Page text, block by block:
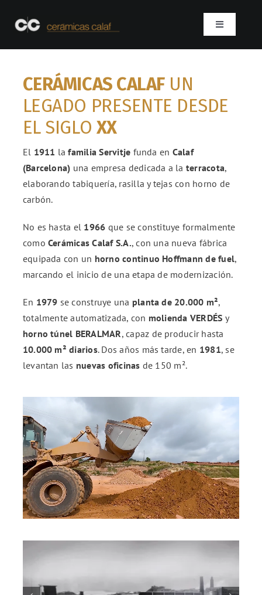
Toggle
Quienes somos
Productos
Proyectos
SEARCH
FOR:
FR
CERÁMICAS CALAF UN
LEGADO PRESENTE DESDE
EL SIGLO XX
El 1911 lafamilia Servitje funda en Calaf
(Barcelona) una empresa dedicada a la terracota,
elaborando tabiquería, rasilla y tejas con horno de
carbón.
No es hasta el 1966 que se constituye formalmente
como Cerámicas Calaf S.A., con una nueva fábrica
equipada con un horno continuo Hoffmann de fuel,
marcando el inicio de una etapa de modernización.
En 1979 se construye una planta de 20.000 m²,
totalmente automatizada, con molienda VERDÉS y
horno túnel BERALMAR, capaz de producir hasta
10.000 m² diarios. Dos años más tarde, en 1981, se
levantan las nuevas oficinas de 150 m².